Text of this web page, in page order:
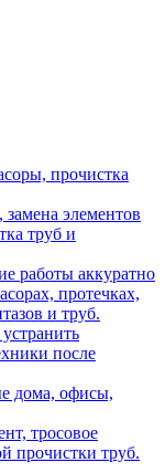
прочистка
элементов
труб и
работы аккуратно
протечках,
и труб.
после
дома, офисы,
тросовое
прочистки труб.